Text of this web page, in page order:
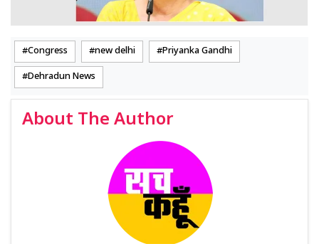
Congress new delhi Priyanka Gandhi
Dehradun News
About The Author